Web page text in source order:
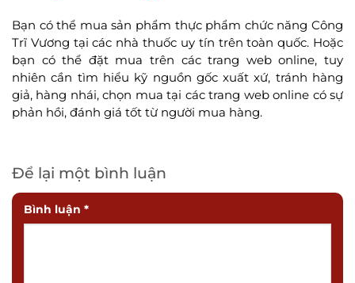
Bạn có thể mua sản phẩm thực phẩm chức năng Công
Trĩ Vương tại các nhà thuốc uy tín trên toàn quốc. Hoặc
bạn có thể đặt mua trên các trang web online, tuy
nhiên cần tìm hiểu kỹ nguồn gốc xuất xứ, tránh hàng
giả, hàng nhái, chọn mua tại các trang web online có sự
phản hồi, đánh giá tốt từ người mua hàng.
Để lại một bình luận
Bình luận *